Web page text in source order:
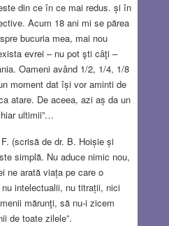
din ce în ce mai redus. și în
Acum 18 ani mi se părea
bucuria mea, mai nou
evrei – nu pot şti câţi –
Oameni având 1/2, 1/4, 1/8
moment dat își vor aminti de
atare. De aceea, azi aș da un
ultimii”…
(scrisă de dr. B. Hoișie și
simplă. Nu aduce nimic nou,
ne arată viața pe care o
intelectualii, nu titrații, nici
mărunţi, să nu-i zicem
de toate zilele”.